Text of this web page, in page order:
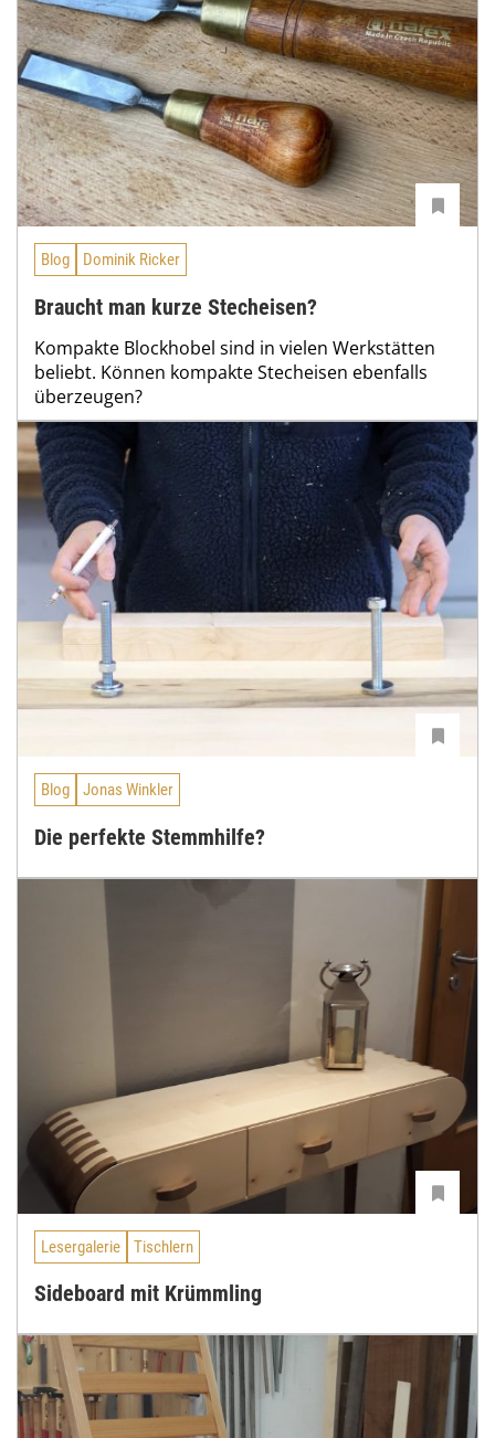
Blog Dominik Ricker
Braucht man kurze Stecheisen?
Kompakte Blockhobel sind in vielen Werkstätten
beliebt. Können kompakte Stecheisen ebenfalls
überzeugen?
Blog Jonas Winkler
Die perfekte Stemmhilfe?
Lesergalerie Tischlern
Sideboard mit Krümmling